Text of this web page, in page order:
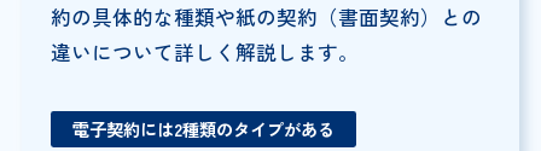
約の具体的な種類や紙の契約（書面契約）との
違いについて詳しく解説します。
電子契約には2種類のタイプがある